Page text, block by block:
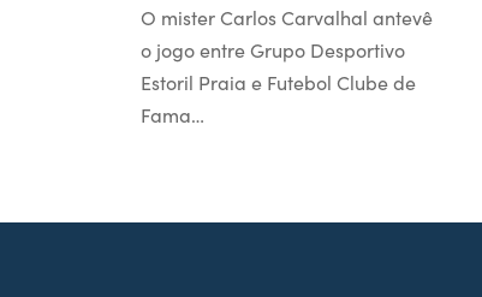
O mister Carlos Carvalhal antevê
o jogo entre Grupo Desportivo
Estoril Praia e Futebol Clube de
Fama…